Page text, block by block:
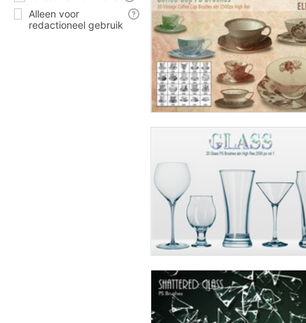
Alleen voor
redactioneel gebruik